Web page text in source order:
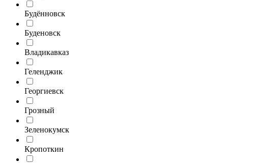
Будённовск
Буденовск
Владикавказ
Геленджик
Георгиевск
Грозный
Зеленокумск
Кропоткин